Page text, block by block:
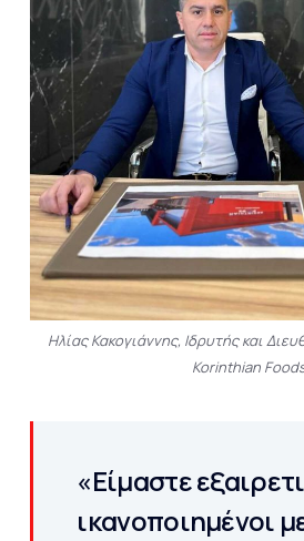
Ηλίας Κακογιάννης, Ιδρυτής και
Korinthian
«Είμαστε
ικανοποιημένοι